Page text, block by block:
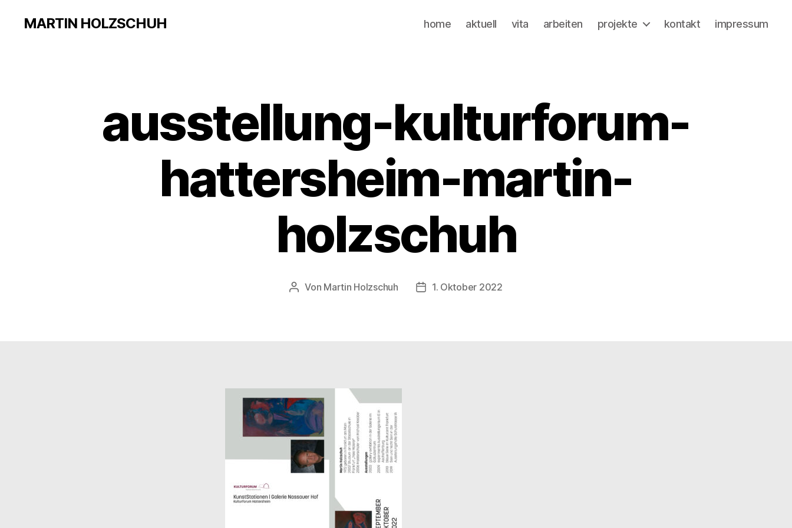
MARTIN HOLZSCHUH home aktuell vita arbeiten projekte kontakt impressum
ausstellung-kulturforum-
hattersheim-martin-
holzschuh
Beitragsautor
Von Martin Holzschuh Veröffentlichungsdatum
1. Oktober 2022